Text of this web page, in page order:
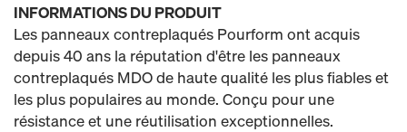
INFORMATIONS DU PRODUIT
Les panneaux contreplaqués Pourform ont acquis
depuis 40 ans la réputation d'être les panneaux
contreplaqués MDO de haute qualité les plus fiables et
les plus populaires au monde. Conçu pour une
résistance et une réutilisation exceptionnelles.